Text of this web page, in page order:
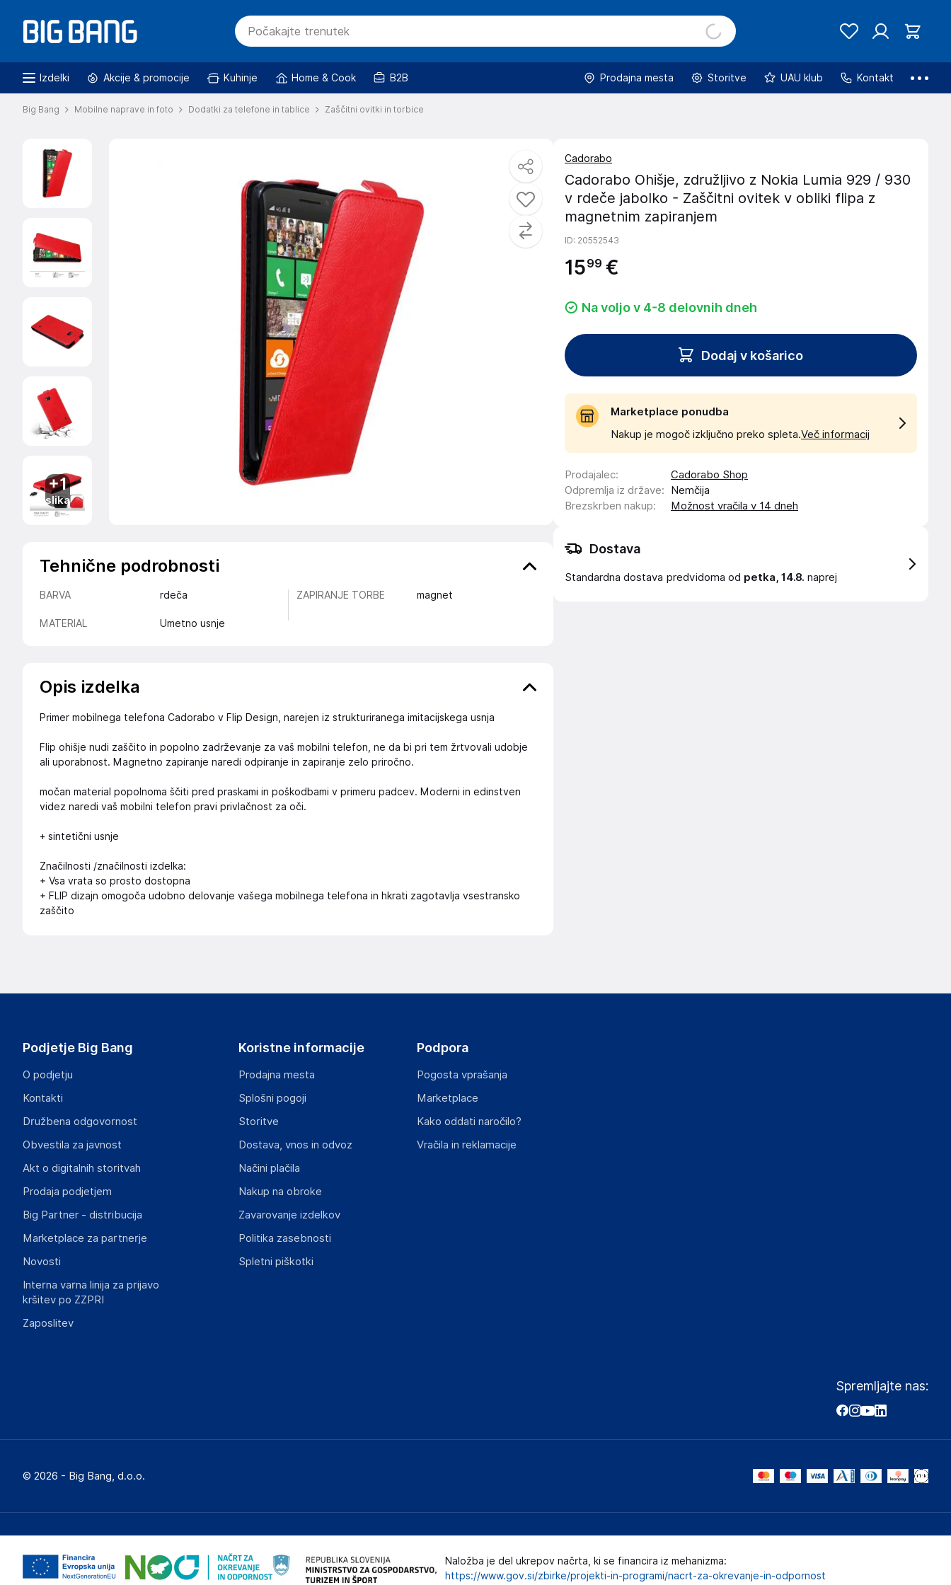
Izdelki Akcije & promocije Kuhinje Home & Cook B2B Prodajna mesta Storitve UAU klub Kontakt
Big Bang Mobilne naprave in foto Dodatki za telefone in tablice Zaščitni ovitki in torbice
+1
slika
Tehnične podrobnosti
BARVA rdeča ZAPIRANJE TORBE magnet
MATERIAL Umetno usnje
Opis izdelka
Primer mobilnega telefona Cadorabo v Flip Design, narejen iz strukturiranega imitacijskega usnja
Flip ohišje nudi zaščito in popolno zadrževanje za vaš mobilni telefon, ne da bi pri tem žrtvovali udobje
ali uporabnost. Magnetno zapiranje naredi odpiranje in zapiranje zelo priročno.
močan material popolnoma ščiti pred praskami in poškodbami v primeru padcev. Moderni in edinstven
videz naredi vaš mobilni telefon pravi privlačnost za oči.
+ sintetični usnje
Značilnosti /značilnosti izdelka:
+ Vsa vrata so prosto dostopna
+ FLIP dizajn omogoča udobno delovanje vašega mobilnega telefona in hkrati zagotavlja vsestransko
zaščito
Cadorabo
Cadorabo Ohišje, združljivo z Nokia Lumia 929 / 930
v rdeče jabolko - Zaščitni ovitek v obliki flipa z
magnetnim zapiranjem
ID: 20552543
1599 €
Na voljo v 4-8 delovnih dneh
Dodaj v košarico
Marketplace ponudba
Nakup je mogoč izključno preko spleta.Več informacij
Prodajalec:
Cadorabo Shop
Odpremlja iz države:
Nemčija
Brezskrben nakup: Možnost vračila v 14 dneh
Dostava
Standardna dostava predvidoma od petka, 14.8. naprej
Podjetje Big Bang
O podjetju
Kontakti
Družbena odgovornost
Obvestila za javnost
Akt o digitalnih storitvah
Prodaja podjetjem
Big Partner - distribucija
Marketplace za partnerje
Novosti
Interna varna linija za prijavo
kršitev po ZZPRI
Zaposlitev
Koristne informacije
Prodajna mesta
Splošni pogoji
Storitve
Dostava, vnos in odvoz
Načini plačila
Nakup na obroke
Zavarovanje izdelkov
Politika zasebnosti
Spletni piškotki
Podpora
Pogosta vprašanja
Marketplace
Kako oddati naročilo?
Vračila in reklamacije
Spremljajte nas:
© 2026 - Big Bang, d.o.o.
Naložba je del ukrepov načrta, ki se financira iz mehanizma:
https://www.gov.si/zbirke/projekti-in-programi/nacrt-za-okrevanje-in-odpornost